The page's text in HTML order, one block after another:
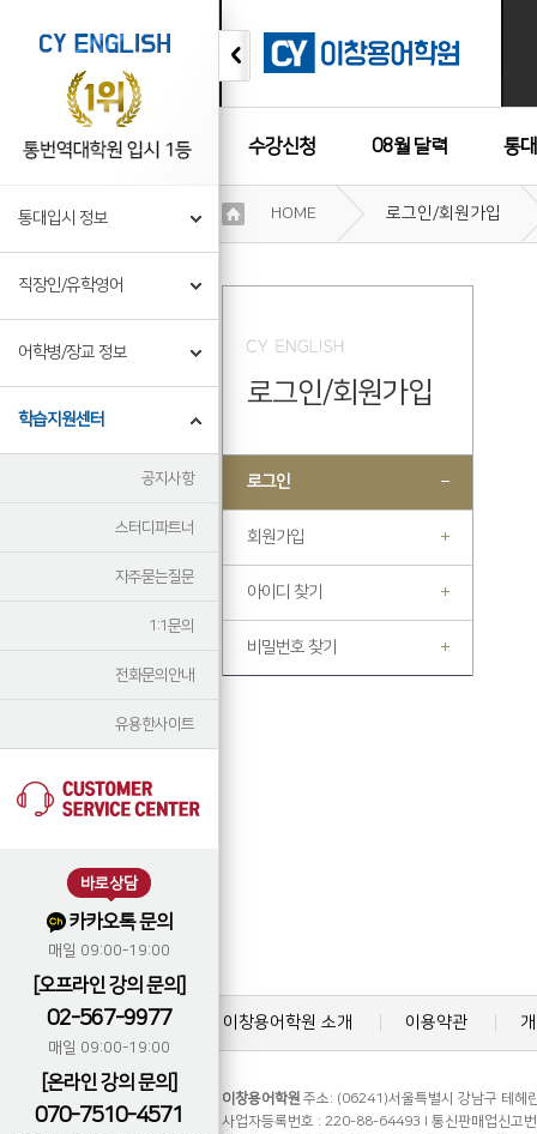
수강신청 08월 달력 통
수강후기
통대입시 정보
직장인/유학영어
어학병/장교 정보
학습지원센터
공지사항
스터디파트너
자주묻는질문
1:1문의
전화문의안내
유용한사이트
바로상담
카카오톡 문의
매일 09:00-19:00
[오프라인 강의 문의]
02-567-9977
매일 09:00-19:00
[온라인 강의 문의]
070-7510-4571
기
정
HOME 로그인/회원가입
로그인/회원가입
로그인
회원가입
아이디 찾기
비밀번호 찾기
이창용어학원 소개 이용약관
이창용어학원 주소: (06241)서울특별시 강남구 테헤
사업자등록번호 : 220-88-64493 l 통신판매업신고